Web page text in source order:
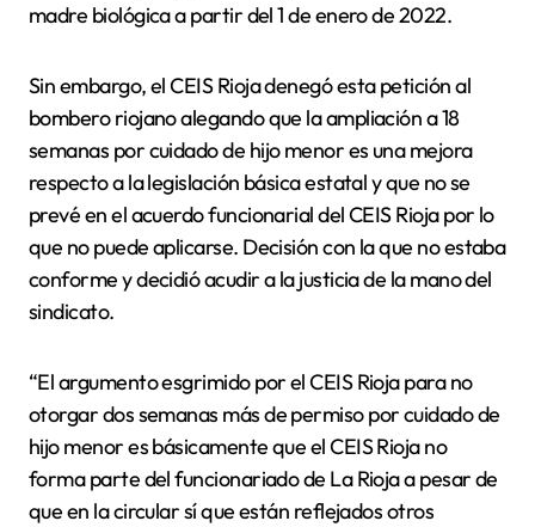
madre biológica a partir del 1 de enero de 2022.
Sin embargo, el CEIS Rioja denegó esta petición al
bombero riojano alegando que la ampliación a 18
semanas por cuidado de hijo menor es una mejora
respecto a la legislación básica estatal y que no se
prevé en el acuerdo funcionarial del CEIS Rioja por lo
que no puede aplicarse. Decisión con la que no estaba
conforme y decidió acudir a la justicia de la mano del
sindicato.
“El argumento esgrimido por el CEIS Rioja para no
otorgar dos semanas más de permiso por cuidado de
hijo menor es básicamente que el CEIS Rioja no
forma parte del funcionariado de La Rioja a pesar de
que en la circular sí que están reflejados otros